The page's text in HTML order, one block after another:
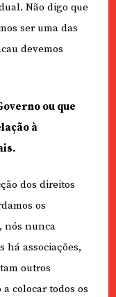
Não digo que
ser uma das
devemos
ou que
à
dos direitos
os
nós nunca
há associações,
outros
a colocar todos os